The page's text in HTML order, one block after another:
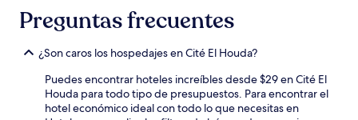
Preguntas frecuentes
¿Son caros los hospedajes en Cité El Houda?
Puedes encontrar hoteles increíbles desde $29 en Cité El
Houda para todo tipo de presupuestos. Para encontrar el
hotel económico ideal con todo lo que necesitas en